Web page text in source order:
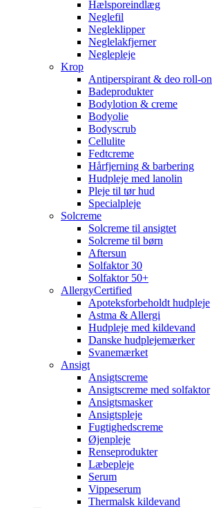
Hælsporeindlæg
Neglefil
Negleklipper
Neglelakfjerner
Neglepleje
Krop
Antiperspirant & deo roll-on
Badeprodukter
Bodylotion & creme
Bodyolie
Bodyscrub
Cellulite
Fedtcreme
Hårfjerning & barbering
Hudpleje med lanolin
Pleje til tør hud
Specialpleje
Solcreme
Solcreme til ansigtet
Solcreme til børn
Aftersun
Solfaktor 30
Solfaktor 50+
AllergyCertified
Apoteksforbeholdt hudpleje
Astma & Allergi
Hudpleje med kildevand
Danske hudplejemærker
Svanemærket
Ansigt
Ansigtscreme
Ansigtscreme med solfaktor
Ansigtsmasker
Ansigtspleje
Fugtighedscreme
Øjenpleje
Renseprodukter
Læbepleje
Serum
Vippeserum
Thermalsk kildevand